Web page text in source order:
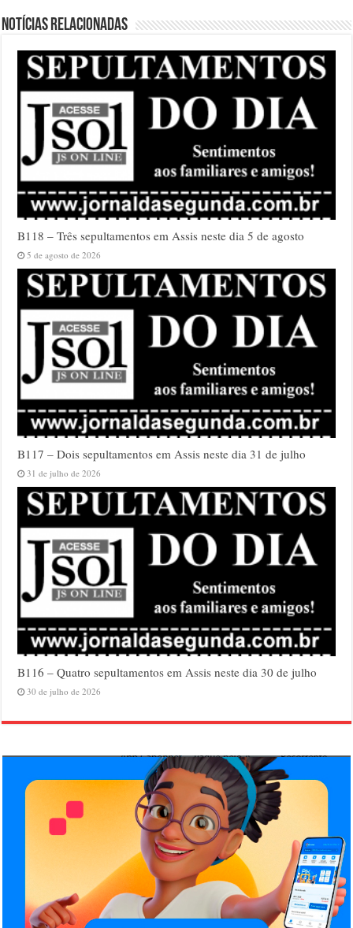
Notícias relacionadas
B118 – Três sepultamentos em Assis neste dia 5 de agosto
5 de agosto de 2026
B117 – Dois sepultamentos em Assis neste dia 31 de julho
31 de julho de 2026
B116 – Quatro sepultamentos em Assis neste dia 30 de julho
30 de julho de 2026